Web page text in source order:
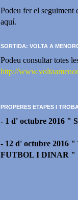
Podeu fer el seguiment
aquí.
SORTIDA: VOLTA A
Podeu consultar totes
http://
PROPERES ETAPES I
- 1 d' octubre 2016 "
- 12 d' octubre 2016
FUTBOL I DINAR "